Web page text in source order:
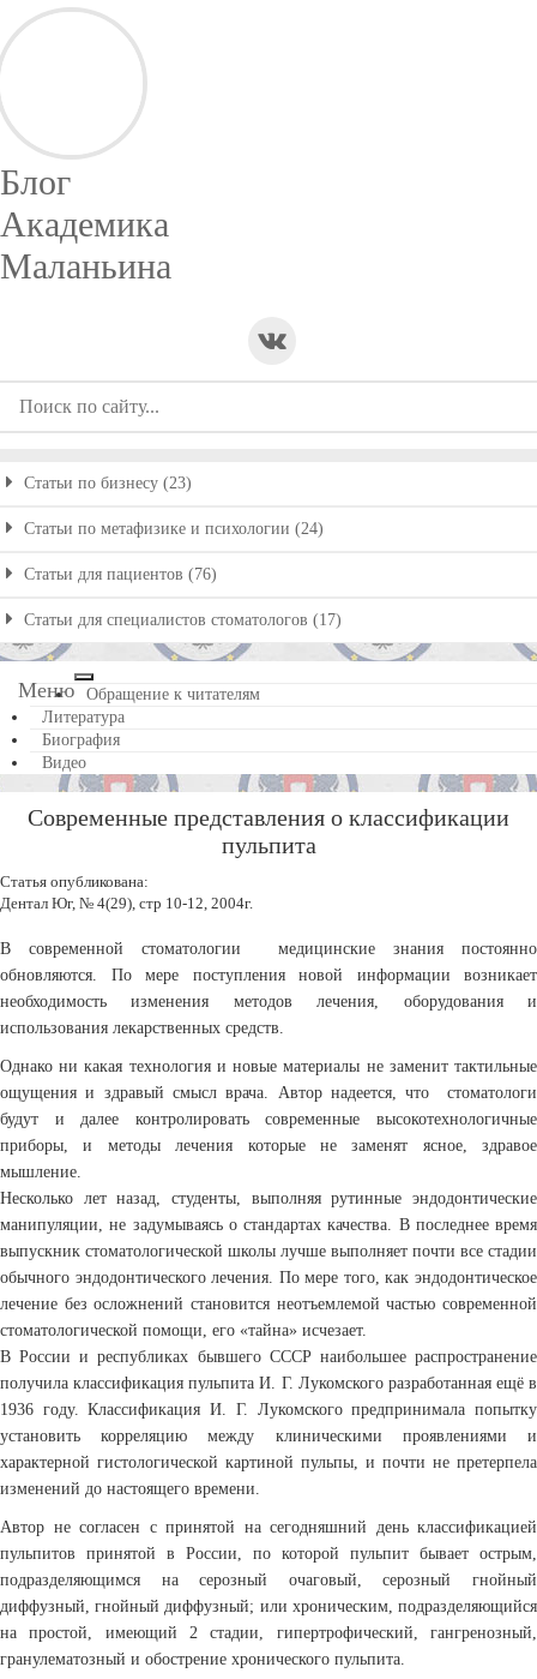
Блог
Академика
Маланьина
Статьи по бизнесу (23)
Статьи по метафизике и психологии (24)
Статьи для пациентов (76)
Статьи для специалистов стоматологов (17)
Меню
Обращение к читателям
Литература
Биография
Видео
Современные представления о классификации
пульпита
Статья опубликована:
Дентал Юг, № 4(29), стр 10-12, 2004г.
В современной стоматологии медицинские знания постоянно
обновляются. По мере поступления новой информации возникает
необходимость изменения методов лечения, оборудования и
использования лекарственных средств.
Однако ни какая технология и новые материалы не заменит тактильные
ощущения и здравый смысл врача. Автор надеется, что стоматологи
будут и далее контролировать современные высокотехнологичные
приборы, и методы лечения которые не заменят ясное, здравое
мышление.
Несколько лет назад, студенты, выполняя рутинные эндодонтические
манипуляции, не задумываясь о стандартах качества. В последнее время
выпускник стоматологической школы лучше выполняет почти все стадии
обычного эндодонтического лечения. По мере того, как эндодонтическое
лечение без осложнений становится неотъемлемой частью современной
стоматологической помощи, его «тайна» исчезает.
В России и республиках бывшего СССР наибольшее распространение
получила классификация пульпита И. Г. Лукомского разработанная ещё в
1936 году. Классификация И. Г. Лукомского предпринимала попытку
установить корреляцию между клиническими проявлениями и
характерной гистологической картиной пульпы, и почти не претерпела
изменений до настоящего времени.
Автор не согласен с принятой на сегодняшний день классификацией
пульпитов принятой в России, по которой пульпит бывает острым,
подразделяющимся на серозный очаговый, серозный гнойный
диффузный, гнойный диффузный; или хроническим, подразделяющийся
на простой, имеющий 2 стадии, гипертрофический, гангренозный,
гранулематозный и обострение хронического пульпита.